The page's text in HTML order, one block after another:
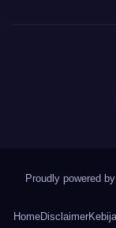
Proudly powered
HomeDisclaimer